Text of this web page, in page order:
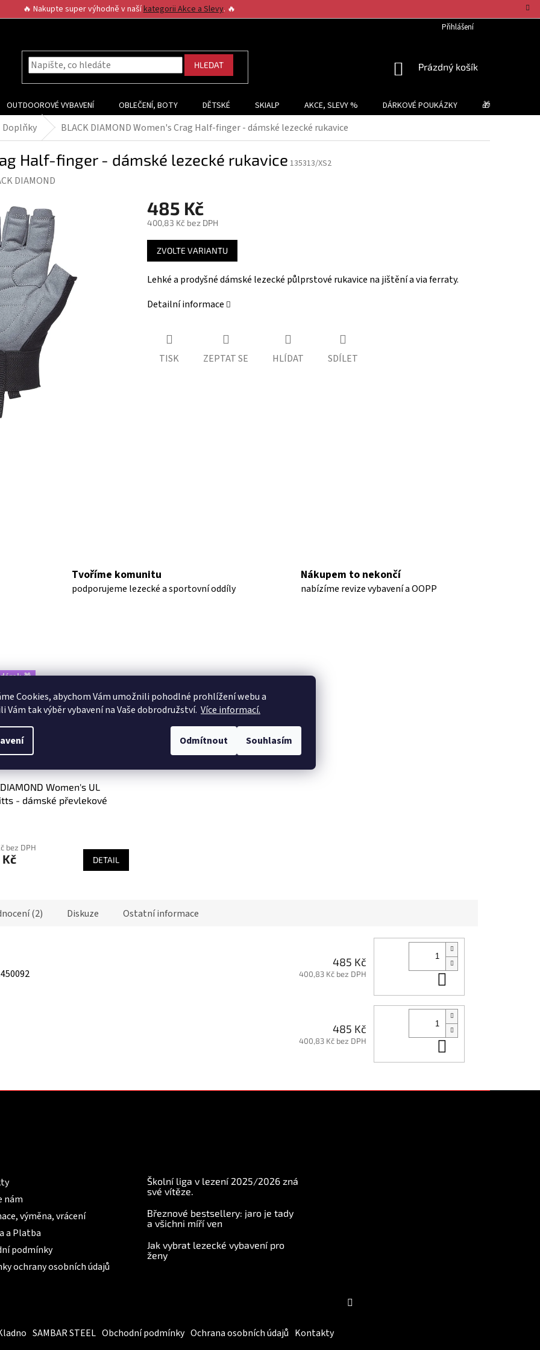
Cookies, abychom Vámumožnili pohodlné prohlížení webu a
Vám tak výběr vybavení na Vaše dobrodružství. Více informací.
Odmítnout Souhlasím
🔥 Nakupte super výhodně v našíkategorii Akce a Slevy. 🔥
Přihlášení
HLEDAT
NÁKUPNÍ
Prázdný košík
OUTDOOROVÉ VYBAVENÍ OBLEČENÍ, BOTY DĚTSKÉ SKIALP AKCE, SLEVY % DÁRKOVÉ POUKÁZKY 🎁 TIPY NA
Doplňky BLACK DIAMOND Women's Crag Half-finger - dámské lezecké rukavice
Half-finger - dámské lezecké rukavice 135313/XS2
DIAMOND
485 Kč
400,83 Kč bez DPH
Měrná
cena:
ZVOLTE VARIANTU
Lehké a prodyšné dámské lezecké půlprstové rukavice na jištění a via ferraty.
Detailní informace
TISK ZEPTAT SE HLÍDAT SDÍLET
Tvoříme komunitu
podporujeme lezecké a sportovní oddíly
Nákupem to nekončí
nabízíme revize vybavení a OOPP
🎁
DIAMOND Women's UL
- dámské převlekové
bez DPH
DETAIL
(2) Diskuze Ostatní informace
485 Kč
400,83 Kč bez DPH
485 Kč
400,83 Kč bez DPH
nám
výměna, vrácení
a Platba
podmínky
ochrany osobních údajů
Školní liga v lezení 2025/2026 zná
své vítěze.
Březnové bestsellery: jaro je tady
a všichni míří ven
Jak vybrat lezecké vybavení pro
ženy
SAMBAR STEEL Obchodní podmínky Ochrana osobních údajů Kontakty